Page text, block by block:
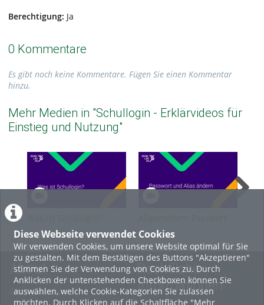
Diese Webseite verwendet Cookies
Wir verwenden Cookies, um unsere Website optimal für Sie
zu gestalten. Mit dem Bestätigen des Buttons "Akzeptieren"
stimmen Sie der Verwendung von Cookies zu. Durch
Anklicken der untenstehenden Checkboxen können Sie
auswählen, welche Cookie-Kategorien Sie zulassen
möchten. Durch Klicken auf die Schaltfläche "Mehr
Berechtigung: Ja
0 Kommentare
Es gibt noch keine Kommentare. Fügen Sie einen Kommentar
hinzu.
Mehr Medien in "Schullogin - Erklärvideos für
Einstieg und Nutzung"
und Login Alias ändern
About
Erste Schritte
Rechtliche
Informationen